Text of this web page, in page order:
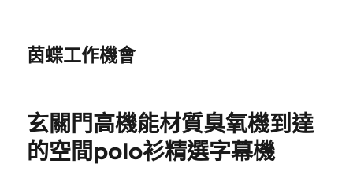
茵蝶工作機會
玄關門高機能材質臭氧機到達
的空間polo衫精選字幕機